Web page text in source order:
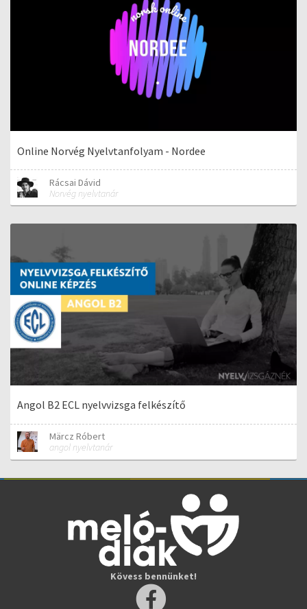
Online Norvég Nyelvtanfolyam - Nordee
Rácsai Dávid
Norvég nyelvtanár
Angol B2 ECL nyelvvizsga felkészítő
Märcz Róbert
angol nyelvtanár
Kövess bennünket!